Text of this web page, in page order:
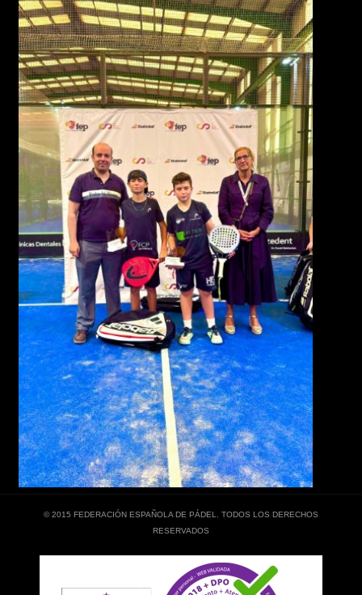
© 2015 FEDERACIÓN ESPAÑOLA DE PÁDEL. TODOS LOS DERECHOS
RESERVADOS